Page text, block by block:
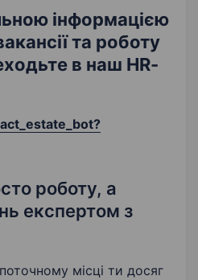
інформацією
та роботу
в наш HR-
роботу, а
експертом з
місці ти досяг